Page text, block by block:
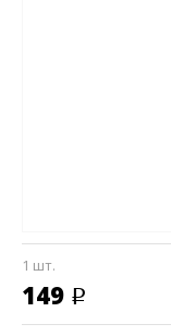
1 шт.
149